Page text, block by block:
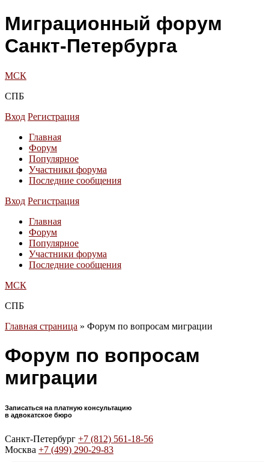
Миграционный форум
Санкт-Петербурга
МСК
СПБ
Вход Регистрация
Главная
Форум
Популярное
Участники форума
Последние сообщения
Вход Регистрация
Главная
Форум
Популярное
Участники форума
Последние сообщения
МСК
СПБ
Главная страница » Форум по вопросам миграции
Форум по вопросам
миграции
Записаться на платную консультацию
в адвокатское бюро
Санкт-Петербург +7 (812) 561-18-56
Москва +7 (499) 290-29-83